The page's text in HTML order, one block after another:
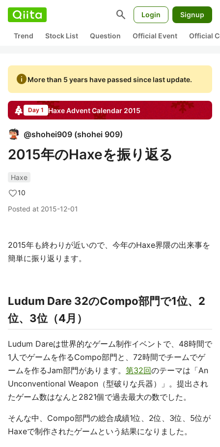
search Login Signup
Trend Stock List Question Official Event Official
infoMore than 5 years have passed since last update.
Day 1 HaxeAdvent Calendar 2015
@shohei909 (shohei 909)
2015年のHaxeを振り返る
Haxe
10
Posted at 2015-12-01
2015年も終わりが近いので、今年のHaxe界隈の出来事を
簡単に振り返ります。
Ludum Dare 32のCompo部門で1位、2
位、3位（4月）
Ludum Dareは世界的なゲーム制作イベントで、48時間で
1人でゲームを作るCompo部門と、72時間でチームでゲ
ームを作るJam部門があります。 第32回のテーマは「An
Unconventional Weapon（型破りな兵器）」。提出され
たゲーム数はなんと2821個で過去最大の数でした。
そんな中、Compo部門の総合成績1位、2位、3位、5位が
Haxeで制作されたゲームという結果になりました。